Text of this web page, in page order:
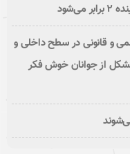
و قانونی در سطح داخلی و
از جوانان خوش فکر